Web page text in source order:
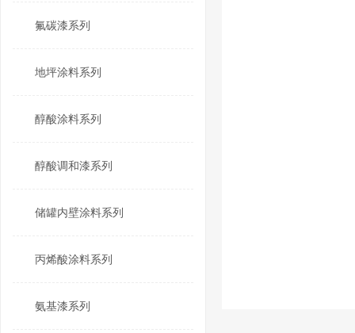
氟碳漆系列
地坪涂料系列
醇酸涂料系列
醇酸调和漆系列
储罐内壁涂料系列
丙烯酸涂料系列
氨基漆系列